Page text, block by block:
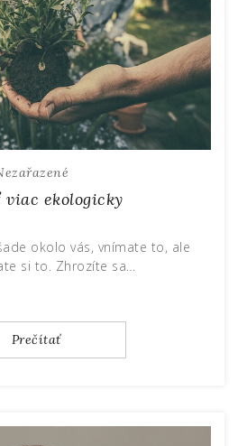
viac ekologicky
okolo vás, vnímate to, ale
si to. Zhrozíte sa…
Prečítať